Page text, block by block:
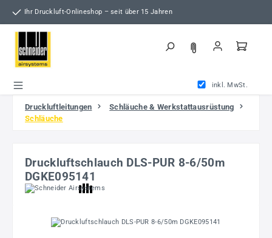
Zum Hauptinhalt springen
Ihr Druckluft-Onlineshop – seit über 15 Jahren
inkl. MwSt.
Druckluftleitungen
Schläuche & Werkstattausrüstung
Schläuche
Druckluftschlauch DLS-PUR 8-6/50m
DGKE095141
Bildergalerie überspringen